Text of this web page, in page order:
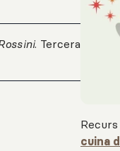
. Tercera
cuina